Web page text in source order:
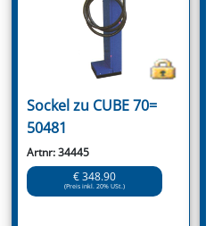
Sockel zu CUBE 70=
50481
Artnr: 34445
€ 348.90
(Preis inkl. 20% USt.)